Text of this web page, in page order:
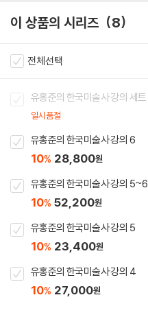
이 상품의 시리즈 8
전체선택
유홍준의 한국미술사 강의 세트
일시품절
유홍준의 한국미술사 강의 6
10% 28,800원
유홍준의 한국미술사 강의 5~6
10% 52,200원
유홍준의 한국미술사 강의 5
10% 23,400원
유홍준의 한국미술사 강의 4
10% 27,000원